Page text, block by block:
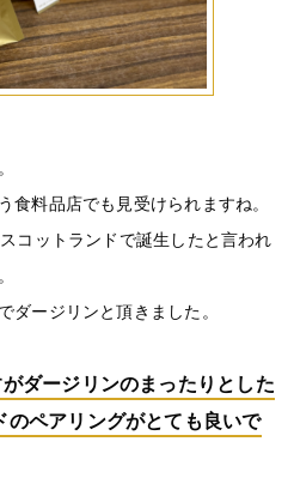
食料品店でも見受けられますね。
コットランドで誕生したと言われ
ダージリンと頂きました。
ダージリンのまったりとした
のペアリングがとても良いで